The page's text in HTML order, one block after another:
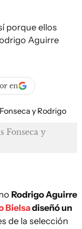
porque ellos
Aguirre
en
Fonseca y
Rodrigo Aguirre
Bielsadiseñó un
de la selección